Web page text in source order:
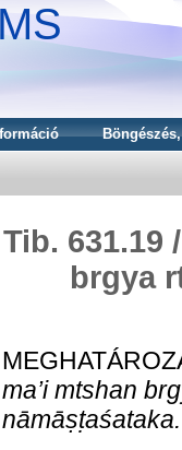
Tib. 631.19
brgya
ma’i mtshan
nāmāṣṭaśataka.